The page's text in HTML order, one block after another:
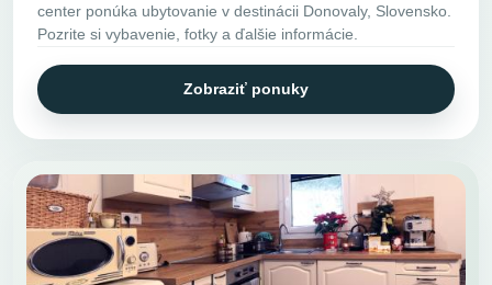
center ponúka ubytovanie v destinácii Donovaly, Slovensko.
Pozrite si vybavenie, fotky a ďalšie informácie.
Zobraziť ponuky